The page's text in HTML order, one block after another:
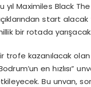
yıl Maximiles Black
start alacak
bir rotada yarışacak.
trofe kazanılacak
en hızlısı”
Bu unvan,